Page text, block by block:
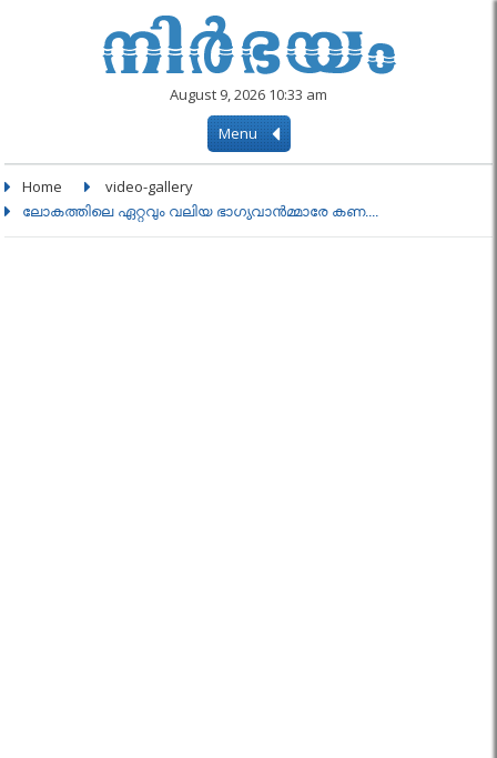
August 9, 2026 10:33 am
Menu
Home video-gallery
ലോകത്തിലെ ഏറ്റവും വലിയ ഭാഗ്യവാൻമ്മാരേ കണ....